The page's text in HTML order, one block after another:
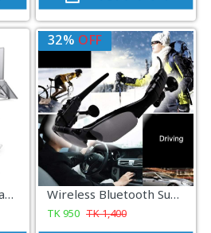
Aluminium Laptop Stand
32% OFF
Wireless Bluetooth Sunglasses Headset Headphone
TK950 TK1,400